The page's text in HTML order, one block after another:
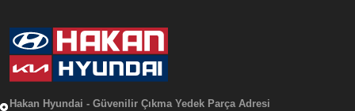
Hakan Hyundai - Güvenilir Çıkma Yedek Parça Adresi